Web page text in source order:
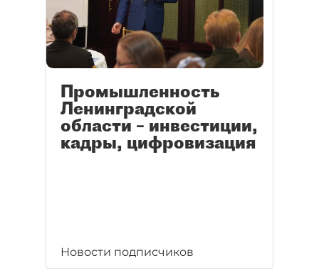
Промышленность
Ленинградской
области – инвестиции,
кадры, цифровизация
Новости подписчиков